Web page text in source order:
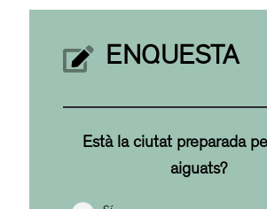
ENQUESTA
Està la ciutat preparada
aiguats?